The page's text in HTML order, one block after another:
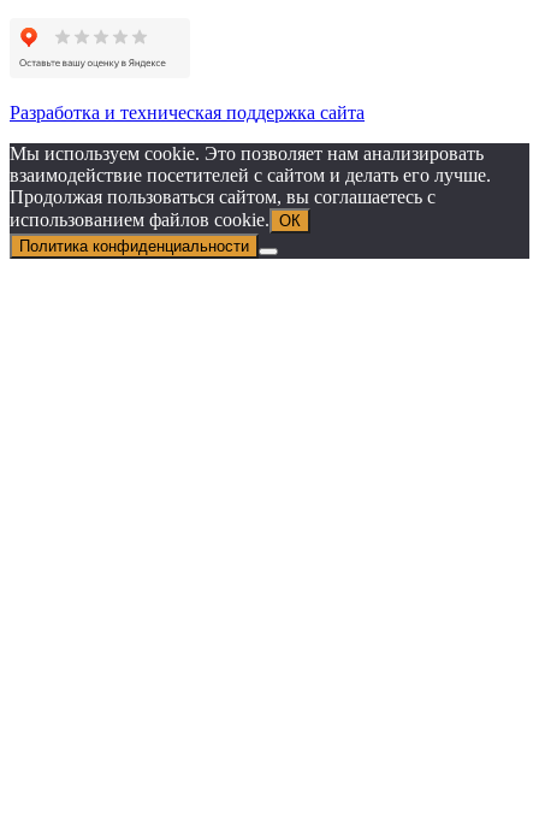
Разработка и техническая поддержка сайта
Мы используем cookie. Это позволяет нам анализировать
взаимодействие посетителей с сайтом и делать его лучше.
Продолжая пользоваться сайтом, вы соглашаетесь с
использованием файлов cookie. ОК
Политика конфиденциальности